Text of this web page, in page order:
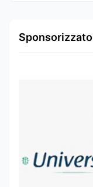
Sponsorizzato